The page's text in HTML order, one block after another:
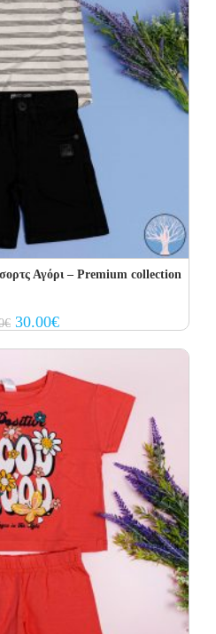
Αγόρι – Premium collection
€ Original
price
30.00€Current
price